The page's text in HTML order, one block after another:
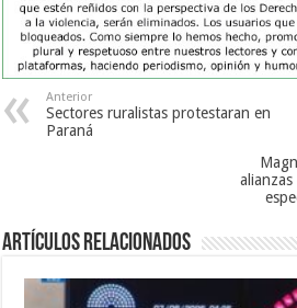
Anterior
Sectores ruralistas protestaran en
Paraná
Artículos Relacionados